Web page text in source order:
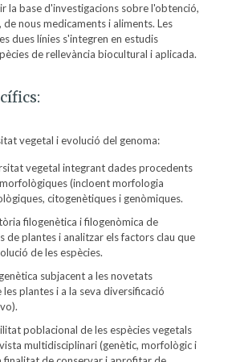
la base d'investigacions sobre l'obtenció,
nous medicaments i aliments. Les
dues línies s'integren en estudis
de rellevància biocultural i aplicada.
vegetal i evolució del genoma:
vegetal integrant dades procedents
(incloent morfologia
citogenètiques i genòmiques.
filogenètica i filogenòmica de
de plantes i analitzar els factors clau que
de les espècies.
subjacent a les novetats
plantes i a la seva diversificació
poblacional de les espècies vegetals
multidisciplinari (genètic, morfològic i